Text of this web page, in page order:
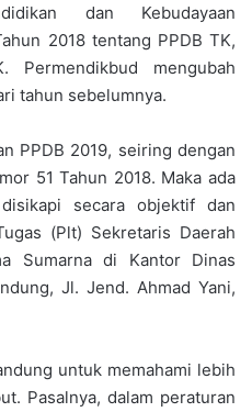
dan Kebudayaan
2018 tentang PPDB TK,
Permendikbud mengubah
tahun sebelumnya.
PPDB 2019, seiring dengan
51 Tahun 2018. Maka ada
secara objektif dan
(Plt) Sekretaris Daerah
Sumarna di Kantor Dinas
Jl. Jend. Ahmad Yani,
untuk memahami lebih
Pasalnya, dalam peraturan